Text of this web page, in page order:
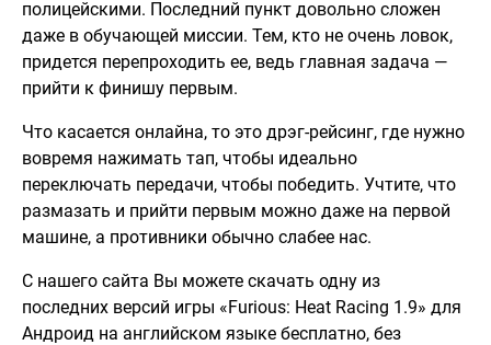
полицейскими. Последний пункт довольно сложен
даже в обучающей миссии. Тем, кто не очень ловок,
придется перепроходить ее, ведь главная задача —
прийти к финишу первым.
Что касается онлайна, то это дрэг-рейсинг, где нужно
вовремя нажимать тап, чтобы идеально
переключать передачи, чтобы победить. Учтите, что
размазать и прийти первым можно даже на первой
машине, а противники обычно слабее нас.
С нашего сайта Вы можете скачать одну из
последних версий игры «Furious: Heat Racing 1.9» для
Андроид на английском языке бесплатно, без